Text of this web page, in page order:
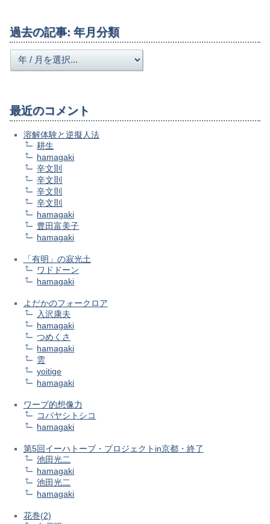
過去の記事: 年月分類
最近のコメント
溶解体験と逆擬人法
耕生
hamagaki
辛文則
辛文則
辛文則
辛文則
hamagaki
豊田富美子
hamagaki
「有明」の寂光土
ワドドーン
hamagaki
よだかのフォークロア
入沢康夫
hamagaki
つめくさ
hamagaki
雲
yoitige
hamagaki
ワープ的想像力
コバヤシトシコ
hamagaki
第5回イーハトーブ・プロジェクトin京都・終了
池田光二
hamagaki
池田光二
hamagaki
花巻(2)